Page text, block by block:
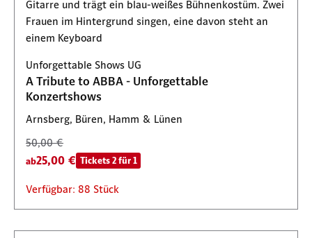
Unforgettable Shows UG
A Tribute to ABBA - Unforgettable
Konzertshows
Arnsberg, Büren, Hamm & Lünen
50,00 €
ab25,00 € Tickets 2 für 1
Verfügbar: 88 Stück